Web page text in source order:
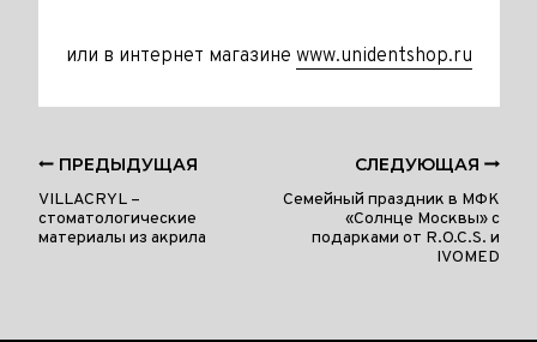
или в интернет магазине www.unidentshop.ru
ПРЕДЫДУЩАЯ
VILLACRYL –
cтоматологические
материалы из акрила
СЛЕДУЮЩАЯ
Семейный праздник в МФК
«Солнце Москвы» с
подарками от R.O.C.S. и
IVOMED